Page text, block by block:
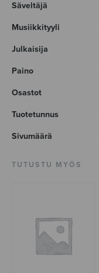
Säveltäjä
Musiikkityyli
Julkaisija
Paino
Osastot
Tuotetunnus
Sivumäärä
TUTUSTU MYÖS